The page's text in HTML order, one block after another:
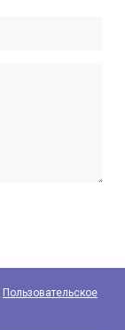
Пользовательское